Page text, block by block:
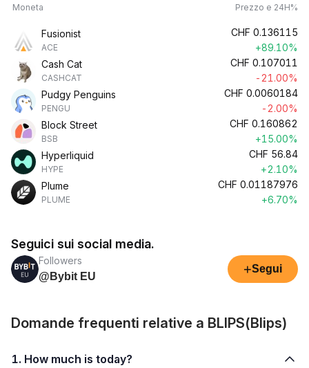
Moneta Prezzo e 24H%
Fusionist
ACE
CHF 0.136115
+89.10%
Cash Cat
CASHCAT
CHF 0.107011
-21.00%
Pudgy Penguins
PENGU
CHF 0.0060184
-2.00%
Block Street
BSB
CHF 0.160862
+15.00%
Hyperliquid
HYPE
CHF 56.84
+2.10%
Plume
PLUME
CHF 0.01187976
+6.70%
Seguici sui social media.
Followers
@Bybit EU
+Segui
Domande frequenti relative a BLIPS(Blips)
1. How much is today?